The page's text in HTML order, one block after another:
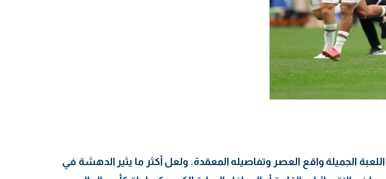
الجميلة واقع العصر وتفاصيله المعقدة. ولعل أكثر ما يثير الدهشة في